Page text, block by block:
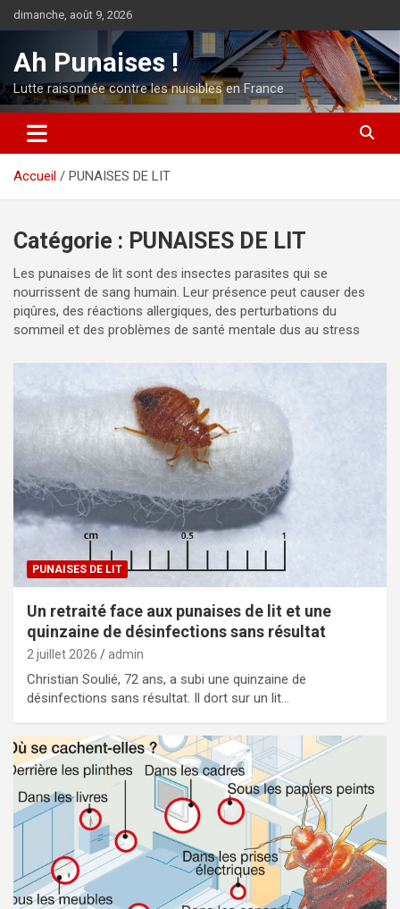
Aller
au
dimanche, août 9, 2026
Ah Punaises !
Lutte raisonnée contre les nuisibles en France
Accueil PUNAISES DE LIT
Catégorie : PUNAISES DE LIT
Les punaises de lit sont des insectes parasites qui se
nourrissent de sang humain. Leur présence peut causer des
piqûres, des réactions allergiques, des perturbations du
sommeil et des problèmes de santé mentale dus au stress
PUNAISES DE LIT
Un retraité face aux punaises de lit et une
quinzaine de désinfections sans résultat
2 juillet 2026 admin
Christian Soulié, 72 ans, a subi une quinzaine de
désinfections sans résultat. Il dort sur un lit…